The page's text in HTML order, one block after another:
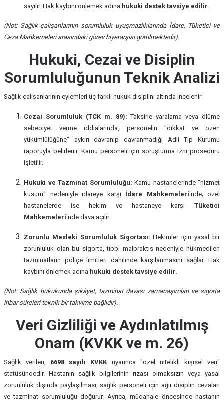
sayılır. Hak kaybını önlemek adına hukuki destek tavsiye edilir.
(Not: Sağlık çalışanlarının sorumluluk uyuşmazlıklarında İdare, Tüketici ve
Ceza Mahkemeleri arasındaki görev hiyerarşisi görülmektedir).
Hukuki, Cezai ve Disiplin
Sorumluluğunun Teknik Analizi
Sağlık çalışanlarının eylemleri üç farklı hukuk disiplini altında incelenir:
Cezai Sorumluluk (TCK m. 89): Taksirle yaralama veya ölüme
sebebiyet verme iddialarında, personelin "dikkat ve özen
yükümlülüğüne" aykırı davranıp davranmadığı Adli Tıp Kurumu
raporuyla belirlenir. Kamu personeli için soruşturma izni prosedürü
işletilir.
Hukuki ve Tazminat Sorumluluğu: Kamu hastanelerinde "hizmet
kusuru" nedeniyle idareye karşı İdare Mahkemeleri'nde; özel
hastanelerde ise hekim ve hastaneye karşı Tüketici
Mahkemeleri'nde dava açılır.
Zorunlu Mesleki Sorumluluk Sigortası: Hekimler için yasal bir
zorunluluk olan bu sigorta, tıbbi malpraktis nedeniyle hükmedilen
tazminatların poliçe limitleri dahilinde karşılanmasını sağlar. Hak
kaybını önlemek adına hukuki destek tavsiye edilir.
(Not: Sağlık hukukunda şikâyet, tazminat davası zamanaşımları ve sigorta
ihbar süreleri teknik bir takvime bağlıdır).
Veri Gizliliği ve Aydınlatılmış
Onam (KVKK ve m. 26)
Sağlık verileri, 6698 sayılı KVKKuyarınca "özel nitelikli kişisel veri"
statüsündedir. Hastanın sağlık bilgilerinin rızası olmaksızın veya yasal
zorunluluk dışında paylaşılması, sağlık personeli için ağır disiplin cezaları
ve tazminat sorumluluğu doğurur. Ayrıca, müdahale öncesinde hastanın